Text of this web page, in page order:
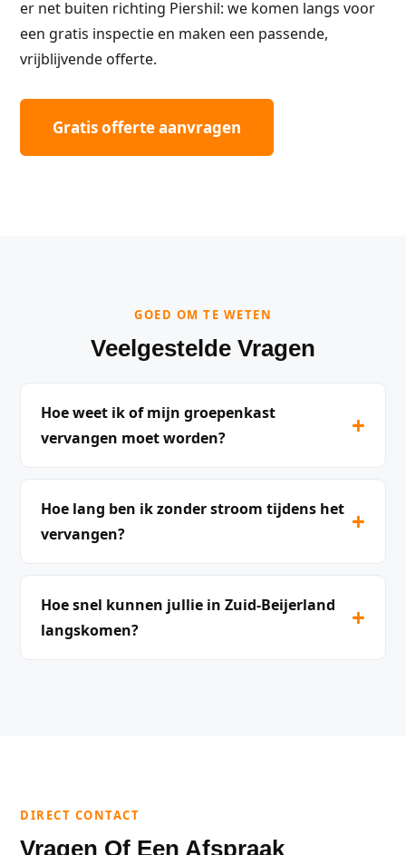
er net buiten richting Piershil: we komen langs voor
een gratis inspectie en maken een passende,
vrijblijvende offerte.
Gratis offerte aanvragen
GOED OM TE WETEN
Veelgestelde Vragen
Hoe weet ik of mijn groepenkast
vervangen moet worden?
+
Hoe lang ben ik zonder stroom tijdens het
vervangen?
+
Hoe snel kunnen jullie in Zuid-Beijerland
langskomen?
+
DIRECT CONTACT
Vragen Of Een Afspraak